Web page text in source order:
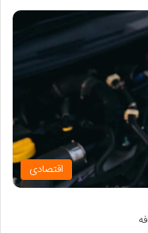
اقتصادی